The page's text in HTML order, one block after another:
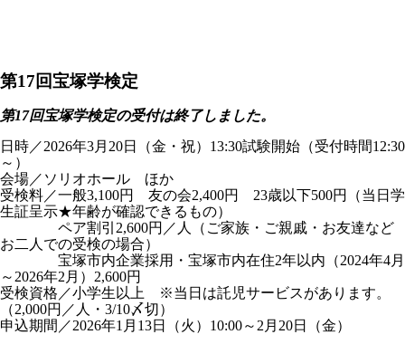
第17回宝塚学検定
第17回宝塚学検定の受付は終了しました。
日時／2026年3月20日（金・祝）13:30試験開始（受付時間12:30
～）
会場／ソリオホール ほか
受検料／一般3,100円 友の会2,400円 23歳以下500円（当日学
生証呈示★年齢が確認できるもの）
ペア割引2,600円／人（ご家族・ご親戚・お友達など
お二人での受検の場合）
宝塚市内企業採用・宝塚市内在住2年以内（2024年4月
～2026年2月）2,600円
受検資格／小学生以上 ※当日は託児サービスがあります。
（2,000円／人・3/10〆切）
申込期間／2026年1月13日（火）10:00～2月20日（金）